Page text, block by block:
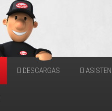
DESCARGAS